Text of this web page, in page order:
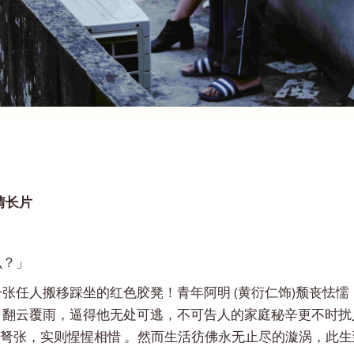
长片
」
任人搬移踩坐的红色胶凳！青年阿明 (黄衍仁饰)颓丧怯
云覆雨，逼得他无处可逃，不可告人的家庭秘辛更不时
张，实则惺惺相惜 。然而生活彷佛永无止尽的漩涡，此